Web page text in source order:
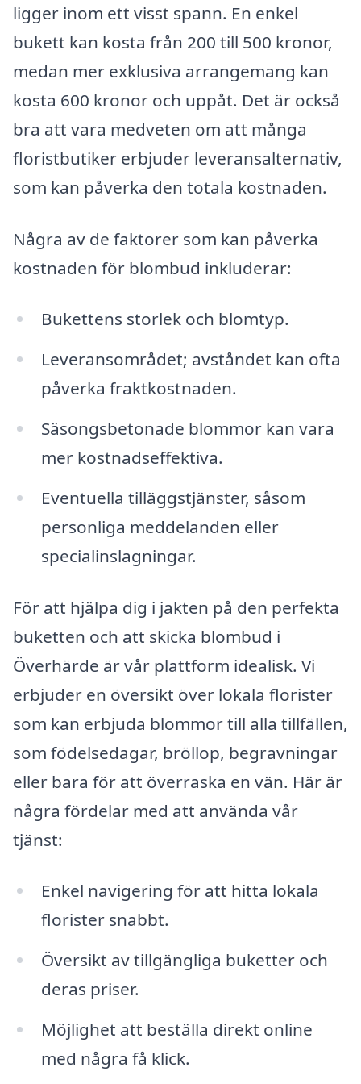
ligger inom ett visst spann. En enkel
bukett kan kosta från 200 till 500 kronor,
medan mer exklusiva arrangemang kan
kosta 600 kronor och uppåt. Det är också
bra att vara medveten om att många
floristbutiker erbjuder leveransalternativ,
som kan påverka den totala kostnaden.
Några av de faktorer som kan påverka
kostnaden för blombud inkluderar:
Bukettens storlek och blomtyp.
Leveransområdet; avståndet kan ofta
påverka fraktkostnaden.
Säsongsbetonade blommor kan vara
mer kostnadseffektiva.
Eventuella tilläggstjänster, såsom
personliga meddelanden eller
specialinslagningar.
För att hjälpa dig i jakten på den perfekta
buketten och att skicka blombud i
Överhärde är vår plattform idealisk. Vi
erbjuder en översikt över lokala florister
som kan erbjuda blommor till alla tillfällen,
som födelsedagar, bröllop, begravningar
eller bara för att överraska en vän. Här är
några fördelar med att använda vår
tjänst:
Enkel navigering för att hitta lokala
florister snabbt.
Översikt av tillgängliga buketter och
deras priser.
Möjlighet att beställa direkt online
med några få klick.